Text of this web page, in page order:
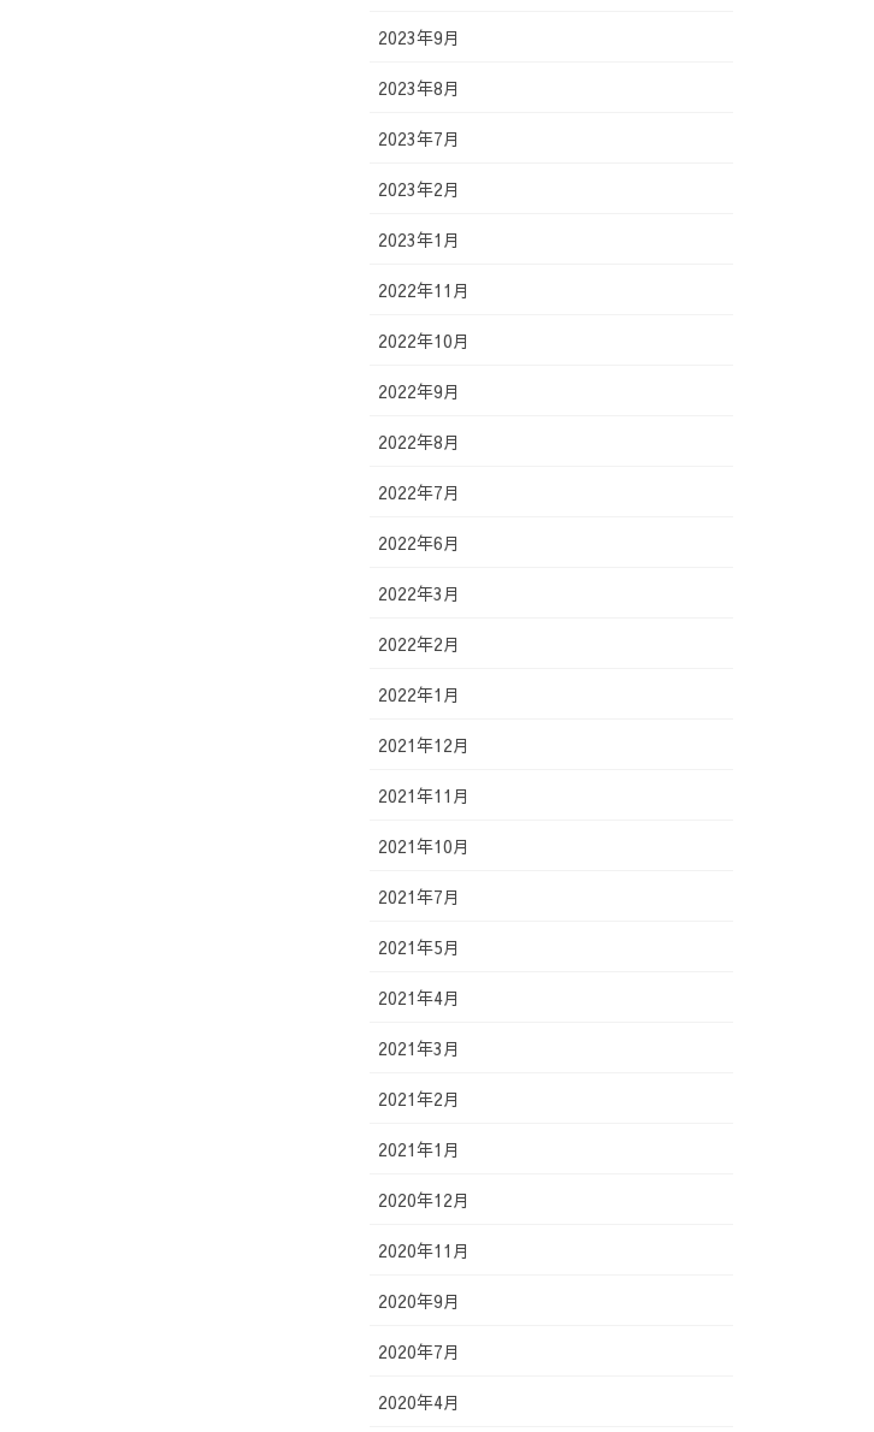
2023年9月
2023年8月
2023年7月
2023年2月
2023年1月
2022年11月
2022年10月
2022年9月
2022年8月
2022年7月
2022年6月
2022年3月
2022年2月
2022年1月
2021年12月
2021年11月
2021年10月
2021年7月
2021年5月
2021年4月
2021年3月
2021年2月
2021年1月
2020年12月
2020年11月
2020年9月
2020年7月
2020年4月